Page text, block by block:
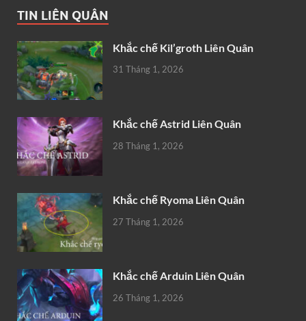
TIN LIÊN QUÂN
Khắc chế Kil’groth Liên Quân
31 Tháng 1, 2026
Khắc chế Astrid Liên Quân
28 Tháng 1, 2026
Khắc chế Ryoma Liên Quân
27 Tháng 1, 2026
Khắc chế Arduin Liên Quân
26 Tháng 1, 2026